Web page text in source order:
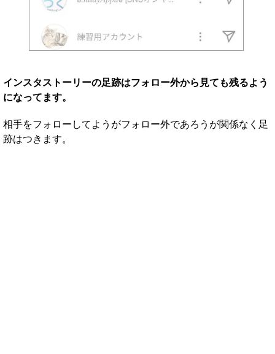
インスタストーリーの足跡はフォロー外から見ても残るよう
になってます。
相手をフォローしてようがフォロー外であろうが関係なく足
跡はつきます。